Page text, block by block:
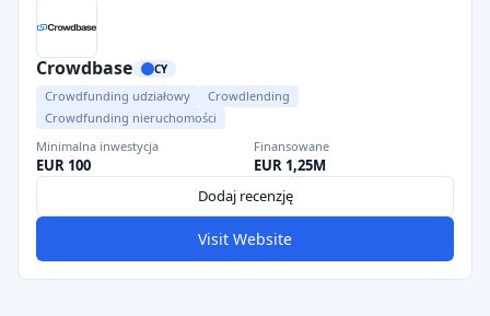
Crowdbase CY
Crowdfunding udziałowy
Crowdlending
Crowdfunding nieruchomości
Minimalna inwestycja
EUR 100
Finansowane
EUR 1,25M
Dodaj recenzję
Visit Website